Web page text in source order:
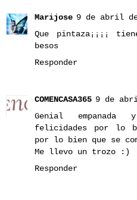
Marijose 9 de abril
Que pintaza¡¡¡¡
besos
Responder
COMENCASA365 9 de
Genial
felicidades por lo
por lo bien que se
Me llevo un trozo :)
Responder